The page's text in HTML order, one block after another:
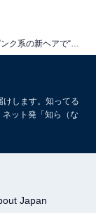
します。知ってる
ット発「知ら（な
Japan